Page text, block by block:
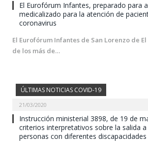
El Eurofórum Infantes, preparado para
medicalizado para la atención de
coronavirus
El Eurofórum Infantes de San Lorenzo de
de los más de…
ÚLTIMAS NOTICIAS COVID-19
21/03/2020
Instrucción ministerial 3898, de 19 de
criterios interpretativos sobre la salida a
personas con diferentes discapacidades